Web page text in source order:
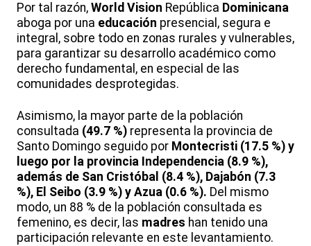
Por tal razón, World Vision República Dominicana
aboga por una educación presencial, segura e
integral, sobre todo en zonas rurales y vulnerables,
para garantizar su desarrollo académico como
derecho fundamental, en especial de las
comunidades desprotegidas.
Asimismo, la mayor parte de la población
consultada (49.7 %) representa la provincia de
Santo Domingo seguido por Montecristi (17.5 %) y
luego por la provincia Independencia (8.9 %),
además de San Cristóbal (8.4 %), Dajabón (7.3
%), El Seibo (3.9 %) y Azua (0.6 %). Del mismo
modo, un 88 % de la población consultada es
femenino, es decir, las madres han tenido una
participación relevante en este levantamiento.